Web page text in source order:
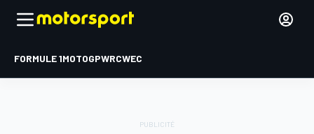
FORMULE 1MOTOGPWRCWEC